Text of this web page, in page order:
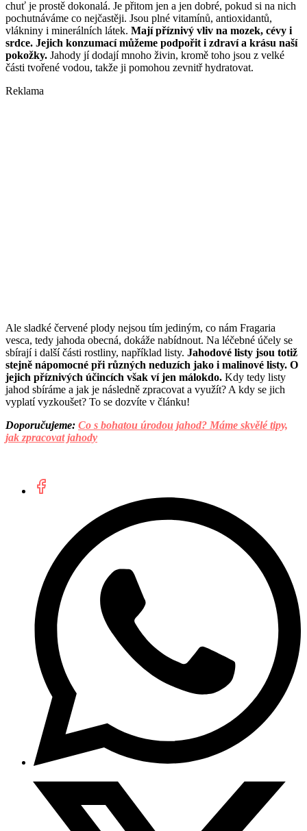
chuť je prostě dokonalá. Je přitom jen a jen dobré, pokud si na nich
pochutnáváme co nejčastěji. Jsou plné vitamínů, antioxidantů,
vlákniny i minerálních látek. Mají příznivý vliv na mozek, cévy i
srdce. Jejich konzumací můžeme podpořit i zdraví a krásu naší
pokožky. Jahody jí dodají mnoho živin, kromě toho jsou z velké
části tvořené vodou, takže ji pomohou zevnitř hydratovat.
Reklama
Ale sladké červené plody nejsou tím jediným, co nám Fragaria
vesca, tedy jahoda obecná, dokáže nabídnout. Na léčebné účely se
sbírají i další části rostliny, například listy. Jahodové listy jsou totiž
stejně nápomocné při různých neduzích jako i malinové listy. O
jejich příznivých účincích však ví jen málokdo. Kdy tedy listy
jahod sbíráme a jak je následně zpracovat a využít? A kdy se jich
vyplatí vyzkoušet? To se dozvíte v článku!
Doporučujeme: Co s bohatou úrodou jahod? Máme skvělé tipy,
jak zpracovat jahody